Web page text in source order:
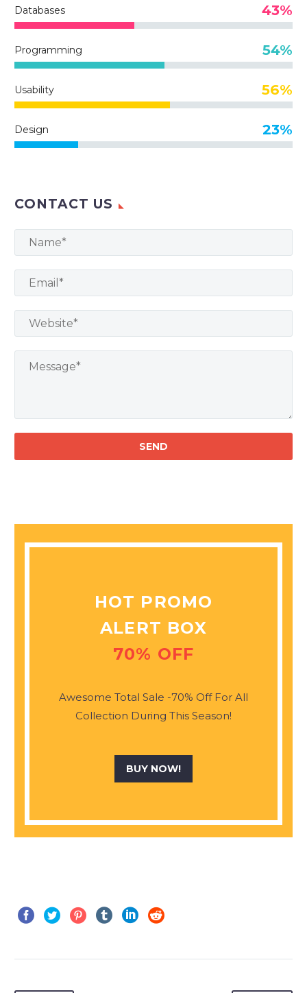
Databases 43%
Programming 54%
Usability 56%
Design 23%
CONTACT US
HOT PROMO
ALERT BOX
70% OFF
Awesome Total Sale -70% Off For All
Collection During This Season!
BUY NOW!